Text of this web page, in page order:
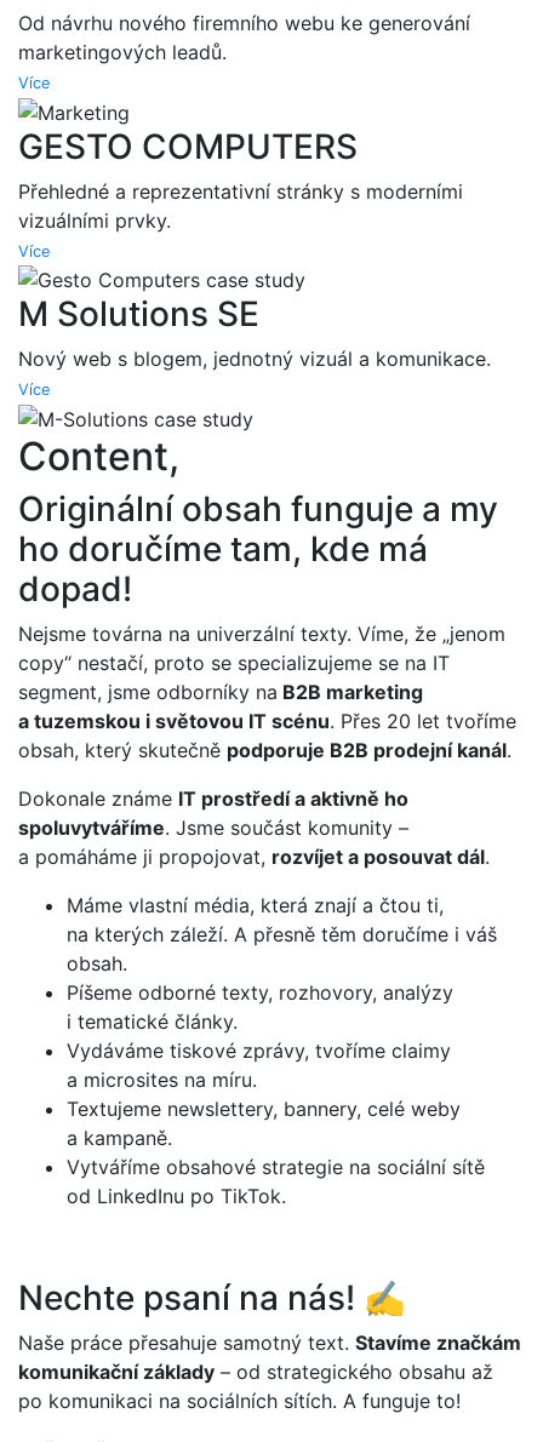
Od návrhu nového firemního webu ke generování
marketingových leadů.
Více
GESTO COMPUTERS
Přehledné a reprezentativní stránky s moderními
vizuálními prvky.
Více
M Solutions SE
Nový web s blogem, jednotný vizuál a komunikace.
Více
Content,
Originální obsah funguje a my
ho doručíme tam, kde má
dopad!
Nejsme továrna na univerzální texty. Víme, že „jenom
copy“ nestačí, proto se specializujeme se na IT
segment, jsme odborníky na B2B marketing
a tuzemskou i světovou IT scénu. Přes 20 let tvoříme
obsah, který skutečně podporuje B2B prodejní kanál.
Dokonale známe IT prostředí a aktivně ho
spoluvytváříme. Jsme součást komunity –
a pomáháme ji propojovat, rozvíjet a posouvat dál.
Máme vlastní média, která znají a čtou ti,
na kterých záleží. A přesně těm doručíme i váš
obsah.
Píšeme odborné texty, rozhovory, analýzy
i tematické články.
Vydáváme tiskové zprávy, tvoříme claimy
a microsites na míru.
Textujeme newslettery, bannery, celé weby
a kampaně.
Vytváříme obsahové strategie na sociální sítě
od LinkedInu po TikTok.
Nechte psaní na nás! ✍️
Naše práce přesahuje samotný text. Stavíme značkám
komunikační základy – od strategického obsahu až
po komunikaci na sociálních sítích. A funguje to!